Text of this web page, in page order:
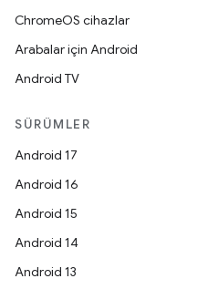
ChromeOS cihazlar
Arabalar için Android
Android TV
SÜRÜMLER
Android 17
Android 16
Android 15
Android 14
Android 13